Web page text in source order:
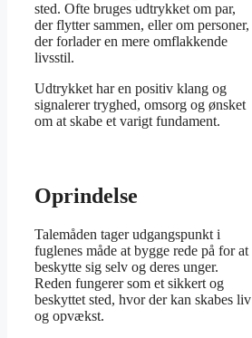
sted. Ofte bruges udtrykket om par,
der flytter sammen, eller om personer,
der forlader en mere omflakkende
livsstil.
Udtrykket har en positiv klang og
signalerer tryghed, omsorg og ønsket
om at skabe et varigt fundament.
Oprindelse
Talemåden tager udgangspunkt i
fuglenes måde at bygge rede på for at
beskytte sig selv og deres unger.
Reden fungerer som et sikkert og
beskyttet sted, hvor der kan skabes liv
og opvækst.